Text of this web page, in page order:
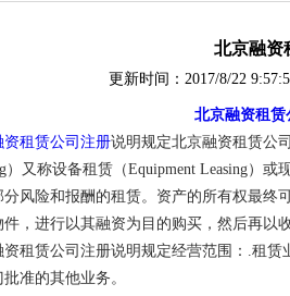
北京融资
更新时间： 2017/8/22
北京融资租赁
资租赁公司注册说明规定北京融资租赁公
）又称设备租赁（Equipment Leasing）
分风险和报酬的租赁。资产的所有权最终
件，进行以其融资为目的购买，然后再以
资租赁公司注册说明规定经营范围：.租
准的其他业务。